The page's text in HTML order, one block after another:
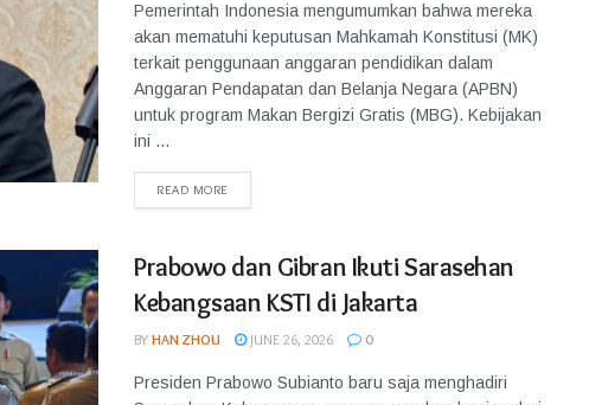
Pemerintah Indonesia mengumumkan bahwa mereka
akan mematuhi keputusan Mahkamah Konstitusi (MK)
terkait penggunaan anggaran pendidikan dalam
Anggaran Pendapatan dan Belanja Negara (APBN)
untuk program Makan Bergizi Gratis (MBG). Kebijakan
ini ...
READ MORE
Prabowo dan Gibran Ikuti Sarasehan
Kebangsaan KSTI di Jakarta
BY HAN ZHOU JUNE 26, 2026 0
Presiden Prabowo Subianto baru saja menghadiri